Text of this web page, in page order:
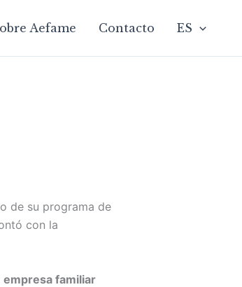
Aefame Contacto ES
de su programa de
con la
empresa familiar